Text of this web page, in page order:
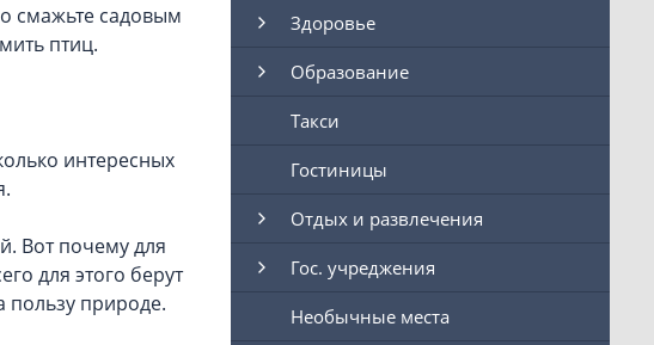
смажьте садовым
птиц.
интересных
Вот почему для
для этого берут
пользу природе.
Здоровье
Образование
Такси
Гостиницы
Отдых и развлечения
Гос. учреджения
Необычные места